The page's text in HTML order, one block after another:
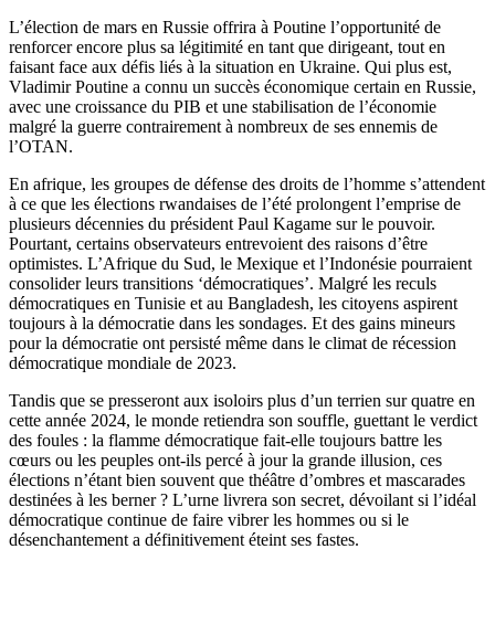
L’élection de mars en Russie offrira à Poutine l’opportunité de
renforcer encore plus sa légitimité en tant que dirigeant, tout en
faisant face aux défis liés à la situation en Ukraine. Qui plus est,
Vladimir Poutine a connu un succès économique certain en Russie,
avec une croissance du PIB et une stabilisation de l’économie
malgré la guerre contrairement à nombreux de ses ennemis de
l’OTAN.
En afrique, les groupes de défense des droits de l’homme s’attendent
à ce que les élections rwandaises de l’été prolongent l’emprise de
plusieurs décennies du président Paul Kagame sur le pouvoir.
Pourtant, certains observateurs entrevoient des raisons d’être
optimistes. L’Afrique du Sud, le Mexique et l’Indonésie pourraient
consolider leurs transitions ‘démocratiques’. Malgré les reculs
démocratiques en Tunisie et au Bangladesh, les citoyens aspirent
toujours à la démocratie dans les sondages. Et des gains mineurs
pour la démocratie ont persisté même dans le climat de récession
démocratique mondiale de 2023.
Tandis que se presseront aux isoloirs plus d’un terrien sur quatre en
cette année 2024, le monde retiendra son souffle, guettant le verdict
des foules : la flamme démocratique fait-elle toujours battre les
cœurs ou les peuples ont-ils percé à jour la grande illusion, ces
élections n’étant bien souvent que théâtre d’ombres et mascarades
destinées à les berner ? L’urne livrera son secret, dévoilant si l’idéal
démocratique continue de faire vibrer les hommes ou si le
désenchantement a définitivement éteint ses fastes.